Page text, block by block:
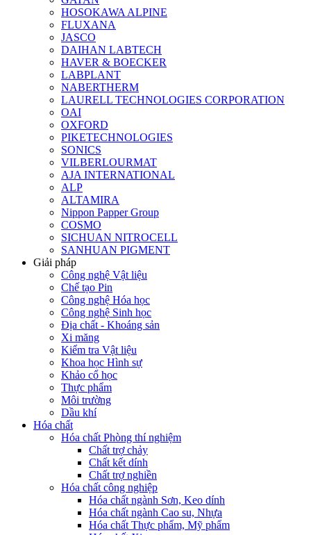
HOSOKAWA ALPINE
FLUXANA
JASCO
DAIHAN LABTECH
HAVER & BOECKER
LABPLANT
NABERTHERM
LAURELL TECHNOLOGIES CORPORATION
OAI
OXFORD
PIKETECHNOLOGIES
SONICS
VILBERLOURMAT
AJA INTERNATIONAL
ALP
ALTAMIRA
Nippon Papper Group
COSMO
SICHUAN NITROCELL
SANHUAN PIGMENT
Giải pháp
Công nghệ Vật liệu
Chế tạo Pin
Công nghệ Hóa học
Công nghệ Sinh học
Địa chất - Khoáng sản
Xi măng
Kiểm tra Vật liệu
Khoa học Hình sự
Khảo cổ học
Thực phẩm
Môi trường
Dầu khí
Hóa chất
Hóa chất Phòng thí nghiệm
Chất trợ chảy
Chất kết dính
Chất trợ nghiền
Hóa chất công nghiệp
Hóa chất ngành Sơn, Keo dính
Hóa chất ngành Cao su, Nhựa
Hóa chất Thực phẩm, Mỹ phẩm